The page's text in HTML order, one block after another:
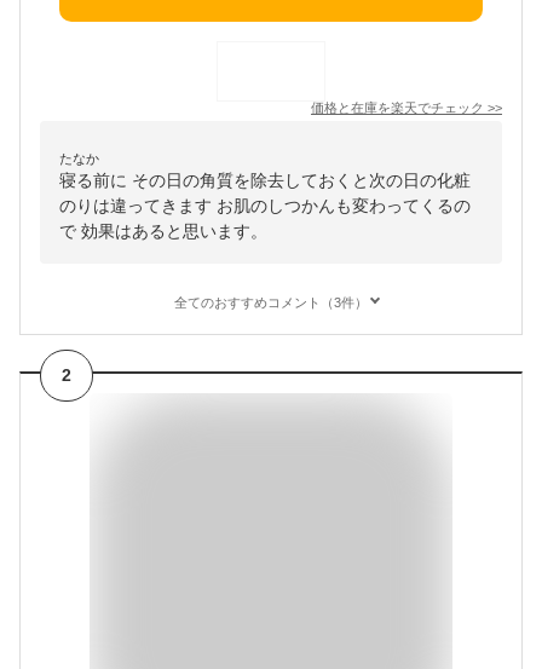
価格と在庫を楽天でチェック >>
たなか
寝る前に その日の角質を除去しておくと次の日の化粧
のりは違ってきます お肌のしつかんも変わってくるの
で 効果はあると思います。
全てのおすすめコメント（3件）
2